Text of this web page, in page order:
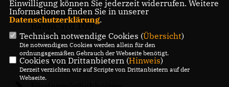
Gültigkeit der
BahnCard 100
im ÖPNV in
Baden-
Württemberg
Einwilligung können Sie jederzeit widerrufen. Weitere
Informationen finden Sie in unserer
Datenschutzerklärung.
Technisch notwendige Cookies (Übersicht)
Die notwendigen Cookies werden allein für den
ordnungsgemäßen Gebrauch der Webseite benötigt.
Cookies von Drittanbietern (Hinweis)
Derzeit verzichten wir auf Scripte von Drittanbietern auf der
Webseite.